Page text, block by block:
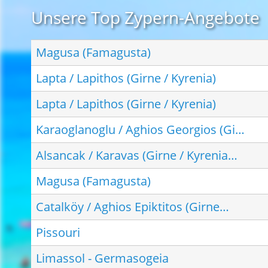
Unsere Top Zypern-Angebote
Magusa (Famagusta)
Lapta / Lapithos (Girne / Kyrenia)
Lapta / Lapithos (Girne / Kyrenia)
Karaoglanoglu / Aghios Georgios (Gi…
Alsancak / Karavas (Girne / Kyrenia…
Magusa (Famagusta)
Catalköy / Aghios Epiktitos (Girne…
Pissouri
Limassol - Germasogeia